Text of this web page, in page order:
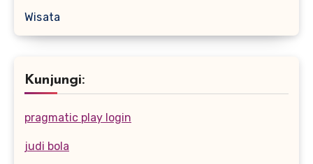
Wisata
Kunjungi:
pragmatic play login
judi bola